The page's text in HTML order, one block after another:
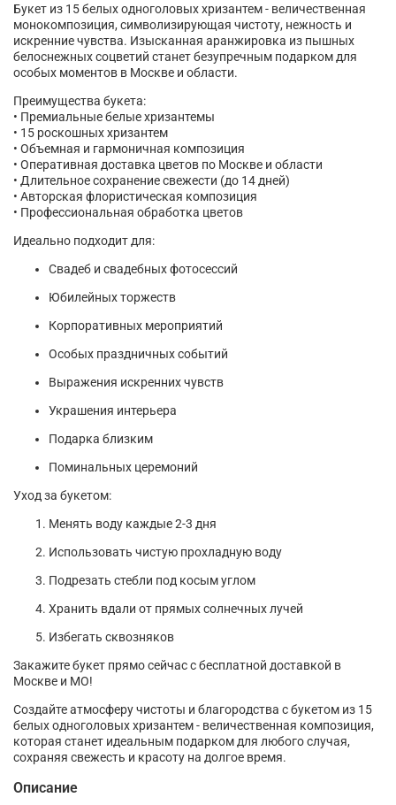
Букет из 15 белых одноголовых хризантем - величественная
монокомпозиция, символизирующая чистоту, нежность и
искренние чувства. Изысканная аранжировка из пышных
белоснежных соцветий станет безупречным подарком для
особых моментов в Москве и области.
Преимущества букета:
• Премиальные белые хризантемы
• 15 роскошных хризантем
• Объемная и гармоничная композиция
• Оперативная доставка цветов по Москве и области
• Длительное сохранение свежести (до 14 дней)
• Авторская флористическая композиция
• Профессиональная обработка цветов
Идеально подходит для:
Свадеб и свадебных фотосессий
Юбилейных торжеств
Корпоративных мероприятий
Особых праздничных событий
Выражения искренних чувств
Украшения интерьера
Подарка близким
Поминальных церемоний
Уход за букетом:
Менять воду каждые 2-3 дня
Использовать чистую прохладную воду
Подрезать стебли под косым углом
Хранить вдали от прямых солнечных лучей
Избегать сквозняков
Закажите букет прямо сейчас с бесплатной доставкой в
Москве и МО!
Создайте атмосферу чистоты и благородства с букетом из 15
белых одноголовых хризантем - величественная композиция,
которая станет идеальным подарком для любого случая,
сохраняя свежесть и красоту на долгое время.
Описание